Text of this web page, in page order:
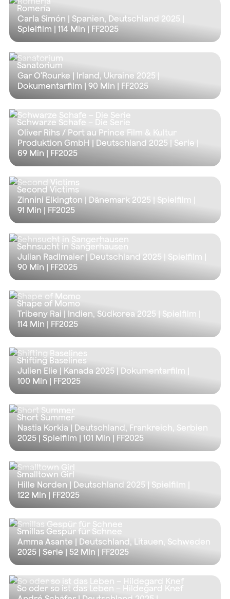
Romería
Carla Simón | Spanien, Deutschland 2025 |
Spielfilm | 114 Min | FF2025
Sanatorium
Gar O'Rourke | Irland, Ukraine 2025 |
Dokumentarfilm | 90 Min | FF2025
Schwarze Schafe – Die Serie
Oliver Rihs / Port au Prince Film & Kultur
Produktion GmbH | Deutschland 2025 | Serie |
69 Min | FF2025
Second Victims
Zinnini Elkington | Dänemark 2025 | Spielfilm |
91 Min | FF2025
Sehnsucht in Sangerhausen
Julian Radlmaier | Deutschland 2025 | Spielfilm |
90 Min | FF2025
Shape of Momo
Tribeny Rai | Indien, Südkorea 2025 | Spielfilm |
114 Min | FF2025
Shifting Baselines
Julien Elie | Kanada 2025 | Dokumentarfilm |
100 Min | FF2025
Short Summer
Nastia Korkia | Deutschland, Frankreich, Serbien
2025 | Spielfilm | 101 Min | FF2025
Smalltown Girl
Hille Norden | Deutschland 2025 | Spielfilm |
122 Min | FF2025
Smillas Gespür für Schnee
Amma Asante | Deutschland, Litauen, Schweden
2025 | Serie | 52 Min | FF2025
So oder so ist das Leben – Hildegard Knef